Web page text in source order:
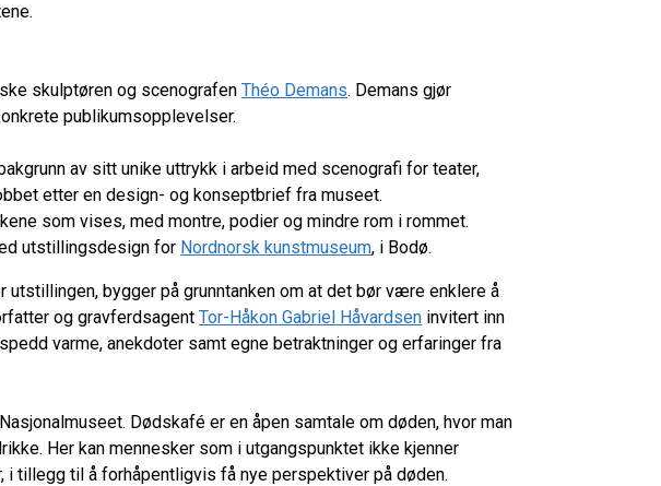
skulptøren og scenografen Théo Demans. Demans gjør
publikumsopplevelser.
av sitt unike uttrykk i arbeid med scenografi for teater,
etter en design- og konseptbrief fra museet.
som vises, med montre, podier og mindre rom i rommet.
utstillingsdesign for Nordnorsk kunstmuseum, i Bodø.
bygger på grunntanken om at det bør være enklere å
og gravferdsagent Tor-Håkon Gabriel Håvardsen invitert inn
varme, anekdoter samt egne betraktninger og erfaringer fra
Dødskafé er en åpen samtale om døden, hvor man
Her kan mennesker som i utgangspunktet ikke kjenner
i tillegg til å forhåpentligvis få nye perspektiver på døden.